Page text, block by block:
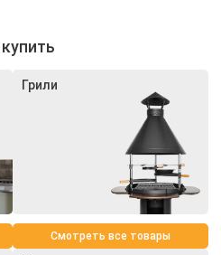
Грили
Смотреть все товары